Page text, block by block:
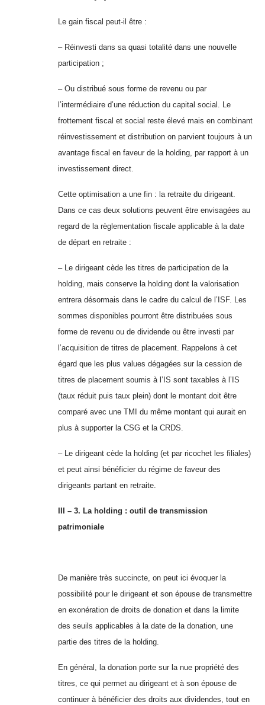
Le gain fiscal peut-il être :
– Réinvesti dans sa quasi totalité dans une nouvelle
participation ;
– Ou distribué sous forme de revenu ou par
l’intermédiaire d’une réduction du capital social. Le
frottement fiscal et social reste élevé mais en combinant
réinvestissement et distribution on parvient toujours à un
avantage fiscal en faveur de la holding, par rapport à un
investissement direct.
Cette optimisation a une fin : la retraite du dirigeant.
Dans ce cas deux solutions peuvent être envisagées au
regard de la règlementation fiscale applicable à la date
de départ en retraite :
– Le dirigeant cède les titres de participation de la
holding, mais conserve la holding dont la valorisation
entrera désormais dans le cadre du calcul de l’ISF. Les
sommes disponibles pourront être distribuées sous
forme de revenu ou de dividende ou être investi par
l’acquisition de titres de placement. Rappelons à cet
égard que les plus values dégagées sur la cession de
titres de placement soumis à l’IS sont taxables à l’IS
(taux réduit puis taux plein) dont le montant doit être
comparé avec une TMI du même montant qui aurait en
plus à supporter la CSG et la CRDS.
– Le dirigeant cède la holding (et par ricochet les filiales)
et peut ainsi bénéficier du régime de faveur des
dirigeants partant en retraite.
III – 3. La holding : outil de transmission
patrimoniale
De manière très succincte, on peut ici évoquer la
possibilité pour le dirigeant et son épouse de transmettre
en exonération de droits de donation et dans la limite
des seuils applicables à la date de la donation, une
partie des titres de la holding.
En général, la donation porte sur la nue propriété des
titres, ce qui permet au dirigeant et à son épouse de
continuer à bénéficier des droits aux dividendes, tout en